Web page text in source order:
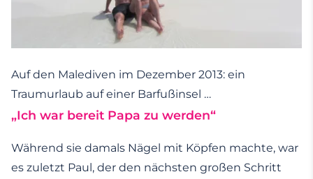
Auf den Malediven im Dezember 2013: ein
Traumurlaub auf einer Barfußinsel …
„Ich war bereit Papa zu werden“
Während sie damals Nägel mit Köpfen machte, war
es zuletzt Paul, der den nächsten großen Schritt